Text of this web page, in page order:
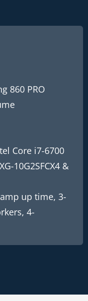
860 PRO
Core i7-6700
10G2SFCX4 &
up time, 3-
4-